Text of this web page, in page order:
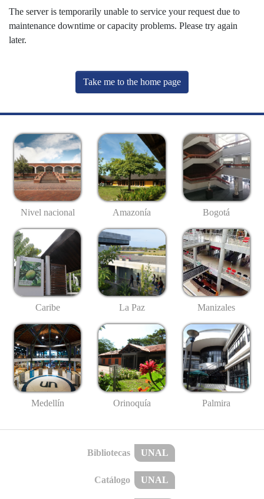
The server is temporarily unable to service your request due to
maintenance downtime or capacity problems. Please try again
later.
Take me to the home page
Nivel nacional Amazonía Bogotá
Caribe La Paz Manizales
Medellín Orinoquía Palmira
Bibliotecas UNAL
Catálogo UNAL